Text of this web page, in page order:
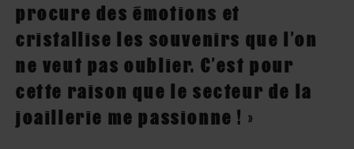
procure des émotions et
cristallise les souvenirs que l’on
ne veut pas oublier. C’est pour
cette raison que le secteur de la
joaillerie me passionne ! »